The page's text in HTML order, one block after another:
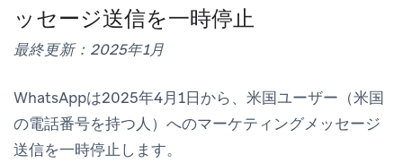
ッセージ送信を一時停止
最終更新：2025年1月
WhatsAppは2025年4月1日から、米国ユーザー（米国
の電話番号を持つ人）へのマーケティングメッセージ
送信を一時停止します。